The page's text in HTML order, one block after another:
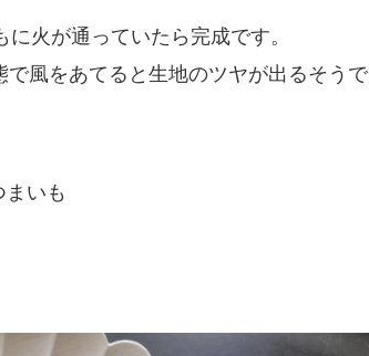
火が通っていたら完成です。
風をあてると生地のツヤが出るそうで